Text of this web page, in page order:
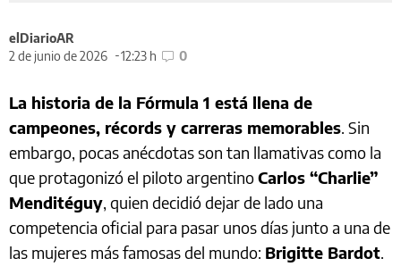
elDiarioAR
2 de junio de 2026
12:23 h 0
La historia de la Fórmula 1 está llena de
campeones, récords y carreras memorables. Sin
embargo, pocas anécdotas son tan llamativas como la
que protagonizó el piloto argentinoCarlos “Charlie”
Menditéguy, quien decidió dejar de lado una
competencia oficial para pasar unos días junto a una de
las mujeres más famosas del mundo: Brigitte Bardot.